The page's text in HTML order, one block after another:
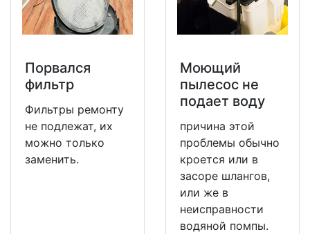
Порвался
фильтр
Фильтры ремонту
не подлежат, их
можно только
заменить.
Моющий
пылесос не
подает воду
причина этой
проблемы обычно
кроется или в
засоре шлангов,
или же в
неисправности
водяной помпы.